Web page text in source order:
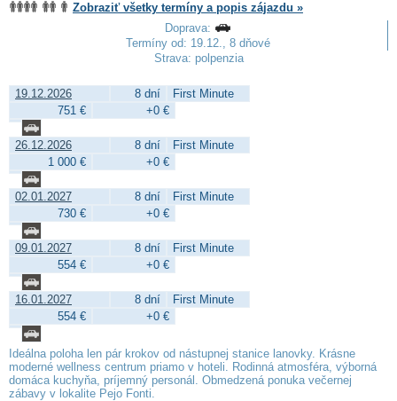
Zobraziť všetky termíny a popis zájazdu »
Doprava:
Termíny od: 19.12., 8 dňové
Strava: polpenzia
19.12.2026 8 dní
First Minute
751 €
+0 €
26.12.2026 8 dní
First Minute
1 000 €
+0 €
02.01.2027 8 dní
First Minute
730 €
+0 €
09.01.2027 8 dní
First Minute
554 €
+0 €
16.01.2027 8 dní
First Minute
554 €
+0 €
Ideálna poloha len pár krokov od nástupnej stanice lanovky. Krásne
moderné wellness centrum priamo v hoteli. Rodinná atmosféra, výborná
domáca kuchyňa, príjemný personál. Obmedzená ponuka večernej
zábavy v lokalite Pejo Fonti.